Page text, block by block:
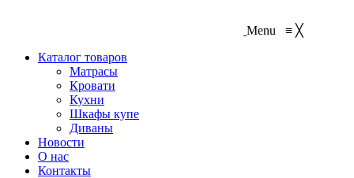
Menu ≡ ╳
Каталог товаров
Матрасы
Кровати
Кухни
Шкафы купе
Диваны
Новости
О нас
Контакты